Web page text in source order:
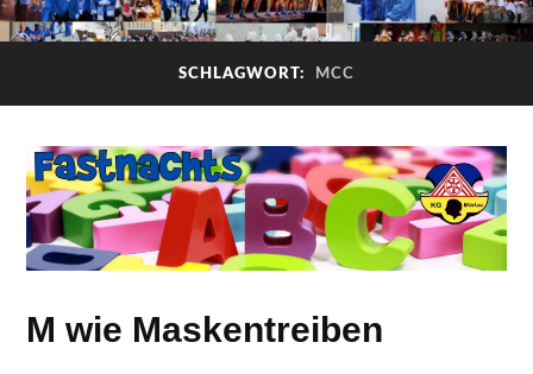
SCHLAGWORT: MCC
M wie Maskentreiben